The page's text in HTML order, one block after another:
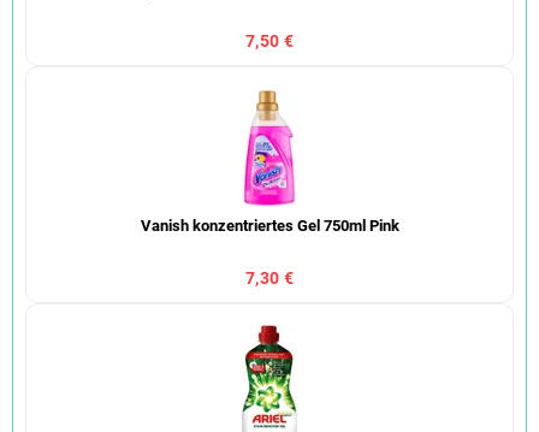
7,50 €
Vanish konzentriertes Gel 750ml Pink
7,30 €